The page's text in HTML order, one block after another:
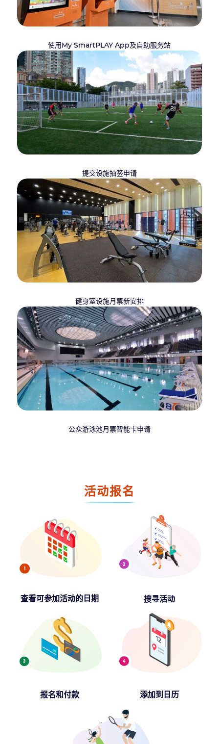
使用My SmartPLAY App及自助服务站
提交设施抽签申请
健身室设施月票新安排
公众游泳池月票智能卡申请
活动报名
查看可参加活动的日期 搜寻活动
报名和付款 添加到日历